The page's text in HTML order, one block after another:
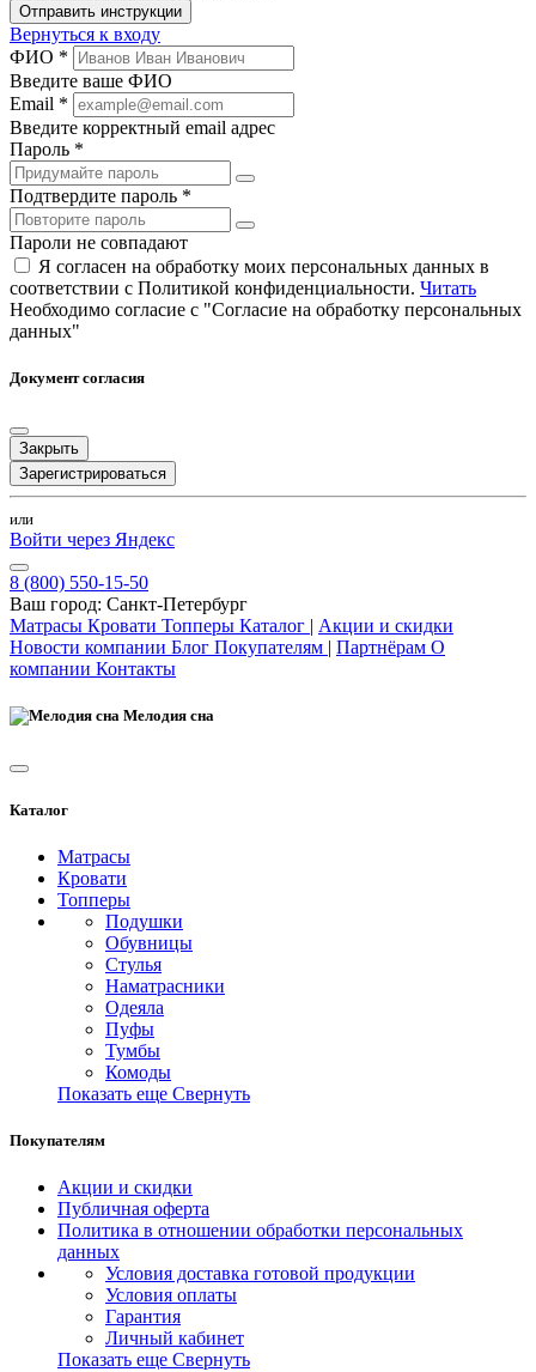
Отправить инструкции
Вернуться к входу
ФИО *
Введите ваше ФИО
Email *
Введите корректный email адрес
Пароль *
Подтвердите пароль *
Пароли не совпадают
Я согласен на обработку моих персональных данных в
соответствии с Политикой конфиденциальности. Читать
Необходимо согласие с "Согласие на обработку персональных
данных"
Документ согласия
Закрыть
Зарегистрироваться
или
Войти через Яндекс
8 (800) 550-15-50
Ваш город: Санкт-Петербург
Матрасы Кровати Топперы Каталог | Акции и скидки
Новости компании Блог Покупателям | Партнёрам О
компании Контакты
Мелодия сна
Каталог
Матрасы
Кровати
Топперы
Подушки
Обувницы
Стулья
Наматрасники
Одеяла
Пуфы
Тумбы
Комоды
Показать еще Свернуть
Покупателям
Акции и скидки
Публичная оферта
Политика в отношении обработки персональных
данных
Условия доставка готовой продукции
Условия оплаты
Гарантия
Личный кабинет
Показать еще Свернуть